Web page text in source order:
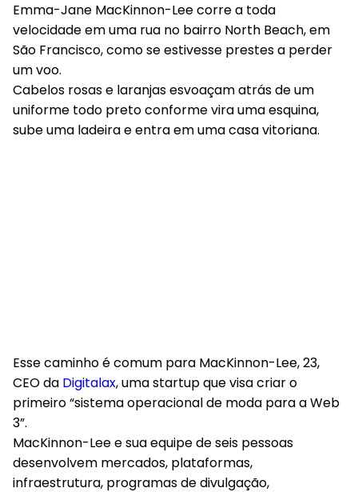
Emma-Jane MacKinnon-Lee corre a toda
velocidade em uma rua no bairro North Beach, em
São Francisco, como se estivesse prestes a perder
um voo.
Cabelos rosas e laranjas esvoaçam atrás de um
uniforme todo preto conforme vira uma esquina,
sube uma ladeira e entra em uma casa vitoriana.
Esse caminho é comum para MacKinnon-Lee, 23,
CEO da Digitalax, uma startup que visa criar o
primeiro “sistema operacional de moda para a Web
3”.
MacKinnon-Lee e sua equipe de seis pessoas
desenvolvem mercados, plataformas,
infraestrutura, programas de divulgação,